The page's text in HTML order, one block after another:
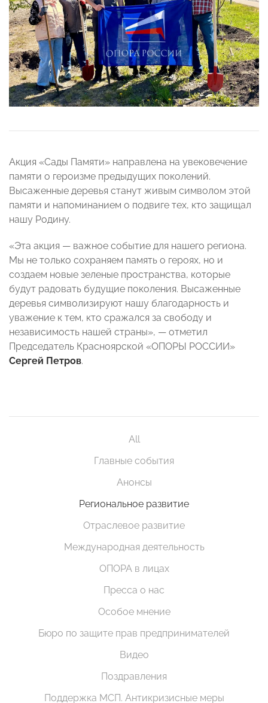
Акция «Сады Памяти» направлена на увековечение
памяти о героизме предыдущих поколений.
Высаженные деревья станут живым символом этой
памяти и напоминанием о подвиге тех, кто защищал
нашу Родину.
«Эта акция — важное событие для нашего региона.
Мы не только сохраняем память о героях, но и
создаем новые зеленые пространства, которые
будут радовать будущие поколения. Высаженные
деревья символизируют нашу благодарность и
уважение к тем, кто сражался за свободу и
независимость нашей страны», — отметил
Председатель Красноярской «ОПОРЫ РОССИИ»
Сергей Петров.
All
Главные события
Анонсы
Региональное развитие
Отраслевое развитие
Международная деятельность
ОПОРА в лицах
Пресса о нас
Особое мнение
Бюро по защите прав предпринимателей
Видео
Поздравления
Поддержка МСП. Антикризисные меры